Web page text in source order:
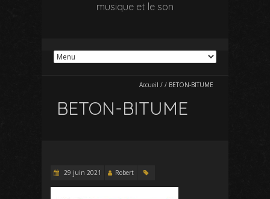
musique et le son
Accueil / / BETON-BITUME
BETON-BITUME
29 juin 2021 Robert